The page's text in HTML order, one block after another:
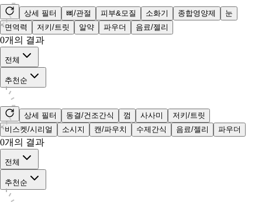
상세 필터 뼈/관절 피부&모질 소화기 종합영양제
눈
면역력
저키/트릿 알약 파우더 음료/젤리
0개의 결과
전체
추천순
상세 필터 동결/건조간식 껌 사사미
저키/트릿
비스켓/시리얼
소시지 캔/파우치 수제간식 음료/젤리 파우더
0개의 결과
전체
추천순